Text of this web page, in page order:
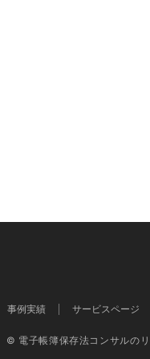
事例実績 サービスページ
© 電子帳簿保存法コンサルの